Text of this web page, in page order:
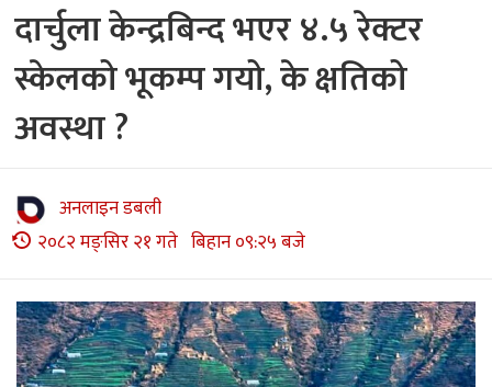
दार्चुला केन्द्रबिन्द भएर ४.५ रेक्टर
स्केलको भूकम्प गयो, के क्षतिको
अवस्था ?
अनलाइन डबली
२०८२ मङ्सिर २१ गते बिहान ०९:२५ बजे